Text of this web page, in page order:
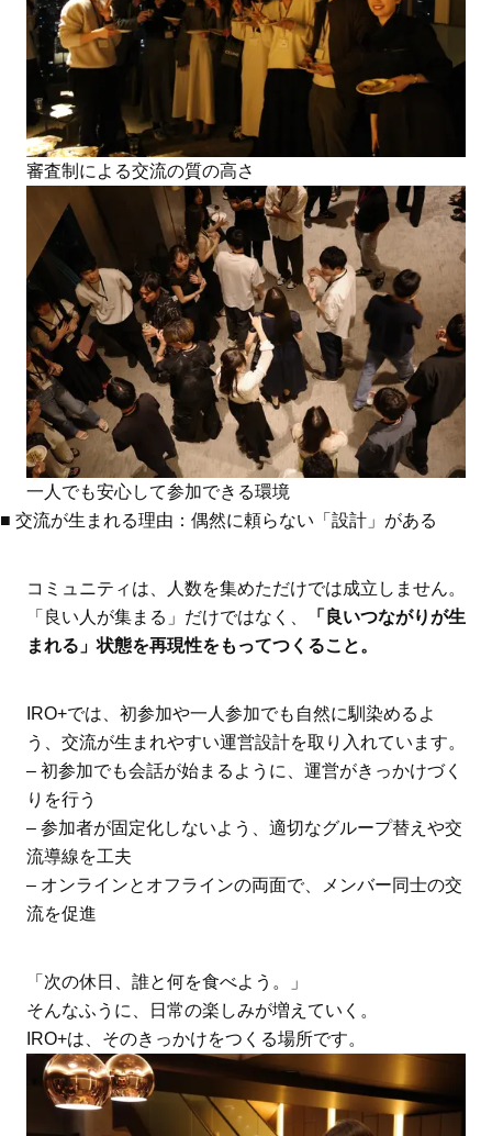
審査制による交流の質の高さ
一人でも安心して参加できる環境
■ 交流が生まれる理由：偶然に頼らない「設計」がある
コミュニティは、人数を集めただけでは成立しません。
「良い人が集まる」だけではなく、
「良いつながりが生
まれる」状態を再現性をもってつくること。
IRO+では、初参加や一人参加でも自然に馴染めるよ
う、交流が生まれやすい運営設計を取り入れています。
– 初参加でも会話が始まるように、運営がきっかけづく
りを行う
– 参加者が固定化しないよう、適切なグループ替えや交
流導線を工夫
– オンラインとオフラインの両面で、メンバー同士の交
流を促進
「次の休日、誰と何を食べよう。」
そんなふうに、日常の楽しみが増えていく。
IRO+は、そのきっかけをつくる場所です。